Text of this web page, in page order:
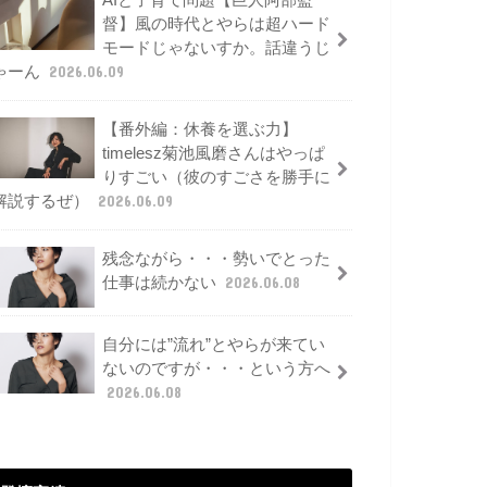
督】風の時代とやらは超ハード
モードじゃないすか。話違うじ
ーん
2026.06.09
【番外編：休養を選ぶ力】
timelesz菊池風磨さんはやっぱ
りすごい（彼のすごさを勝手に
説するぜ）
2026.06.09
残念ながら・・・勢いでとった
仕事は続かない
2026.06.08
自分には”流れ”とやらが来てい
ないのですが・・・という方へ
2026.06.08